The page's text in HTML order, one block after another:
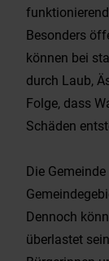
Besonders
können bei
durch Laub,
Folge, dass
Schäden
Die
Dennoch
überlastet